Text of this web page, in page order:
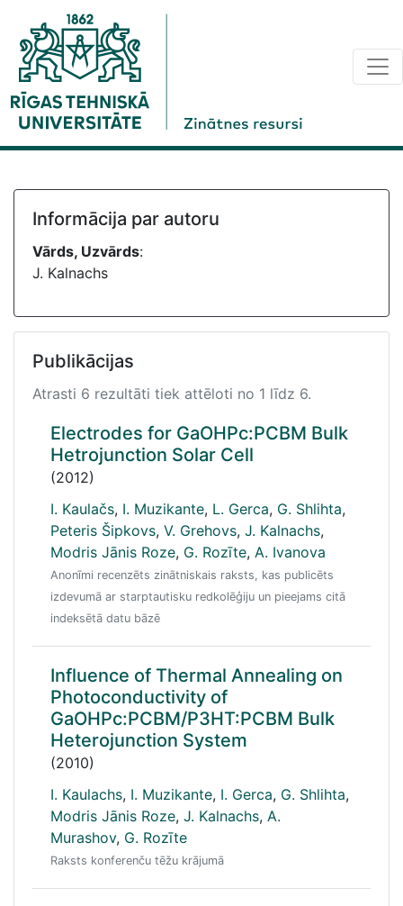
Informācija par autoru
Vārds, Uzvārds:
J. Kalnachs
Publikācijas
Atrasti 6 rezultāti tiek attēloti no 1 līdz 6.
Electrodes for GaOHPc:PCBM Bulk
Hetrojunction Solar Cell
(2012)
I. Kaulačs, I. Muzikante, L. Gerca, G. Shlihta,
Peteris Šipkovs, V. Grehovs, J. Kalnachs,
Modris Jānis Roze, G. Rozīte, A. Ivanova
Anonīmi recenzēts zinātniskais raksts, kas publicēts
izdevumā ar starptautisku redkolēģiju un pieejams citā
indeksētā datu bāzē
Influence of Thermal Annealing on
Photoconductivity of
GaOHPc:PCBM/P3HT:PCBM Bulk
Heterojunction System
(2010)
I. Kaulachs, I. Muzikante, I. Gerca, G. Shlihta,
Modris Jānis Roze, J. Kalnachs, A.
Murashov, G. Rozīte
Raksts konferenču tēžu krājumā